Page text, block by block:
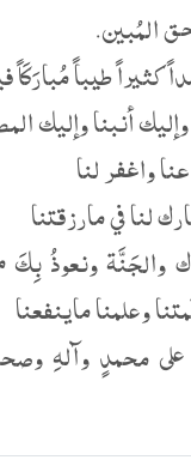
المُبين.
طيباً مُبارَكَاً
أنبنا وإليك
واغفر لنا
لنا في مارزقتنا
والجَنَّة ونعوذُ
وعلمنا ماينفعنا
محمدٍ وآلهِ